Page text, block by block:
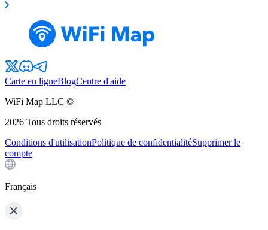
Carte en ligneBlogCentre d'aide
WiFi Map LLC ©
2026 Tous droits réservés
Conditions d'utilisationPolitique de confidentialitéSupprimer le
compte
Français